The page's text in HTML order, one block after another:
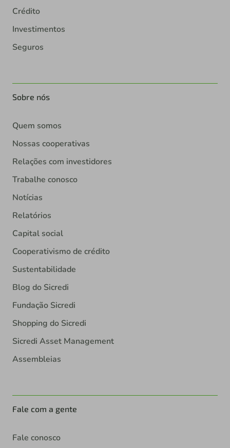
Crédito
Investimentos
Seguros
Sobre nós
Quem somos
Nossas cooperativas
Relações com investidores
Trabalhe conosco
Notícias
Relatórios
Capital social
Cooperativismo de crédito
Sustentabilidade
Blog do Sicredi
Fundação Sicredi
Shopping do Sicredi
Sicredi Asset Management
Assembleias
Fale com a gente
Fale conosco